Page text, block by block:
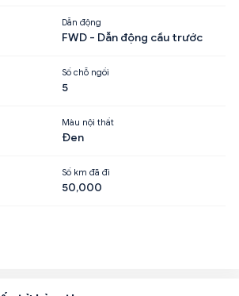
Dẫn động
FWD - Dẫn động cầu trước
Số chỗ ngồi
5
Màu nội thất
Đen
Số km đã đi
50,000